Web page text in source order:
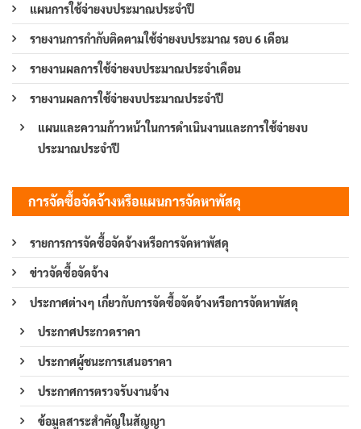
แผนการใช้จ่ายงบประมาณประจำปี
รายงานการกำกับติดตามใช้จ่ายงบประมาณ รอบ 6 เดือน
รายงานผลการใช้จ่ายงบประมาณประจำเดือน
รายงานผลการใช้จ่ายงบประมาณประจำปี
แผนและความก้าวหน้าในการดำเนินงานและการใช้จ่ายงบ
ประมาณประจำปี
การจัดซื้อจัดจ้างหรือแผนการจัดหาพัสดุ
รายการการจัดซื้อจัดจ้างหรือการจัดหาพัสดุ
ข่าวจัดซื้อจัดจ้าง
ประกาศต่างๆ เกี่ยวกับการจัดซื้อจัดจ้างหรือการจัดหาพัสดุ
ประกาศประกวดราคา
ประกาศผู้ชนะการเสนอราคา
ประกาศการตรวจรับงานจ้าง
ข้อมูลสาระสำคัญในสัญญา